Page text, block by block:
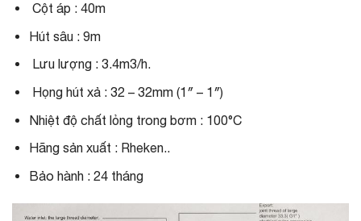
Cột áp : 40m
Hút sâu : 9m
Lưu lượng : 3.4m3/h.
Họng hút xả : 32 – 32mm (1″ – 1″)
Nhiệt độ chất lỏng trong bơm : 100°C
Hãng sản xuất : Rheken..
Bảo hành : 24 tháng